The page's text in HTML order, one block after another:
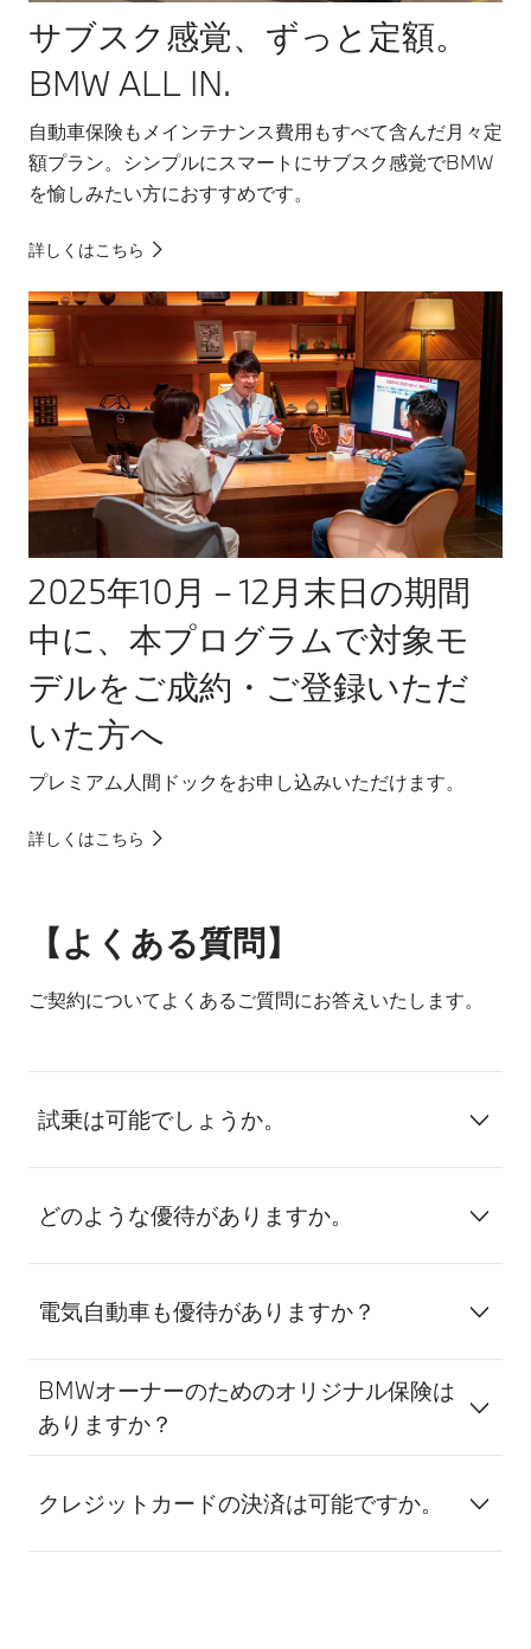
サブスク感覚、ずっと定額。
BMW ALL IN.
自動車保険もメインテナンス費用もすべて含んだ月々定
額プラン。シンプルにスマートにサブスク感覚でBMW
を愉しみたい方におすすめです。
詳しくはこちら
2025年10月－12月末日の期間
中に、本プログラムで対象モ
デルをご成約・ご登録いただ
いた方へ
プレミアム人間ドックをお申し込みいただけます。
詳しくはこちら
【よくある質問】
ご契約についてよくあるご質問にお答えいたします。
試乗は可能でしょうか。
どのような優待がありますか。
電気自動車も優待がありますか？
BMWオーナーのためのオリジナル保険は
ありますか？
クレジットカードの決済は可能ですか。